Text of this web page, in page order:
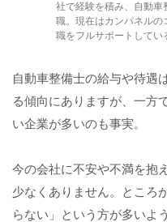
社で経験を積み、自動
職。現在はカンパネル
職をフルサポートしてい
自動車整備士の給与や待遇
る傾向にありますが、一方
い企業が多いのも事実。
今の会社に不安や不満を抱
少なくありません。ところ
らない」という方が多いよ